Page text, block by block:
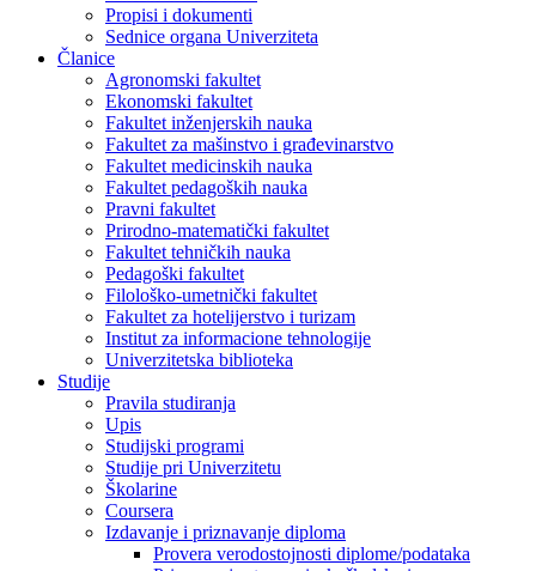
Propisi i dokumenti
Sednice organa Univerziteta
Članice
Agronomski fakultet
Ekonomski fakultet
Fakultet inženjerskih nauka
Fakultet za mašinstvo i građevinarstvo
Fakultet medicinskih nauka
Fakultet pedagoških nauka
Pravni fakultet
Prirodno-matematički fakultet
Fakultet tehničkih nauka
Pedagoški fakultet
Filološko-umetnički fakultet
Fakultet za hotelijerstvo i turizam
Institut za informacione tehnologije
Univerzitetska biblioteka
Studije
Pravila studiranja
Upis
Studijski programi
Studije pri Univerzitetu
Školarine
Coursera
Izdavanje i priznavanje diploma
Provera verodostojnosti diplome/podataka